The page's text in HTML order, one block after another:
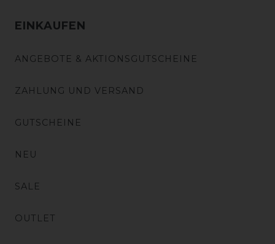
EINKAUFEN
ANGEBOTE & AKTIONSGUTSCHEINE
ZAHLUNG UND VERSAND
GUTSCHEINE
NEU
SALE
OUTLET